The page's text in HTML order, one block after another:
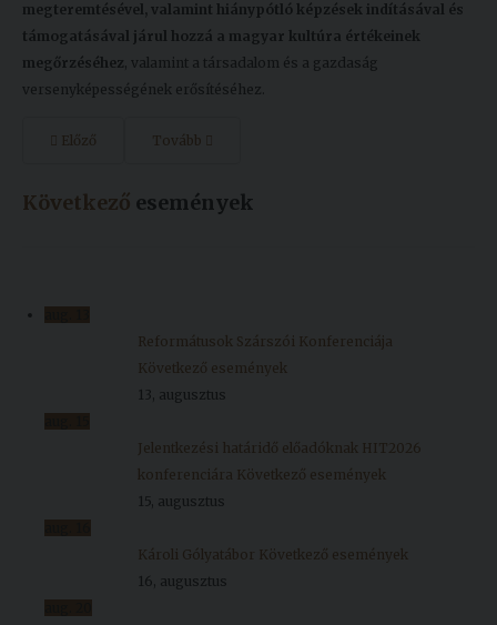
megteremtésével, valamint hiánypótló képzések indításával és
támogatásával járul hozzá a magyar kultúra értékeinek
megőrzéséhez, valamint a társadalom és a gazdaság
versenyképességének erősítéséhez.
Előző Tovább
Következő események
Reformátusok Szárszói Konferenciája
Következő események
13, augusztus
Jelentkezési határidő előadóknak HIT2026
konferenciára Következő események
15, augusztus
Károli Gólyatábor Következő események
16, augusztus